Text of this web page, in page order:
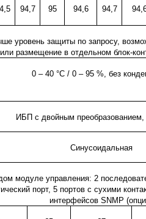
94,7 95 94,6 94,7
уровень защиты по запросу,
или размещение в отдельном блок-
0 – 40 °C / 0 – 95 %, без
ИБП с двойным преобразованием,
Синусоидальная
модуле управления: 2
порт, 5 портов с сухими
интерфейсов SNMP